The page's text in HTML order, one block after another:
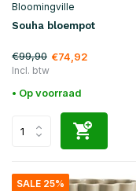
Bloomingville
Souha bloempot
€99,90 €74,92
Incl. btw
• Op voorraad
SALE 25%